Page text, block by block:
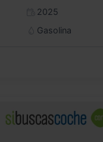
2025
Gasolina